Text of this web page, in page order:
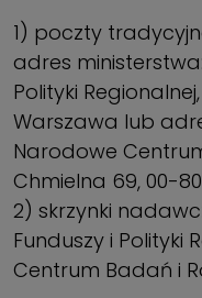
1) poczty
adres
Polityki
Warszawa lub
Narodowe
Chmielna 69, 00-
2) skrzynki
Funduszy i Polityki
Centrum Badań i